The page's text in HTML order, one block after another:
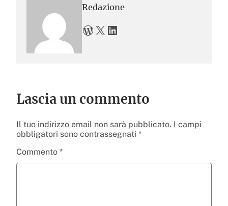
Redazione
WordPress X LinkedIn
Lascia un commento
Il tuo indirizzo email non sarà pubblicato. I campi
obbligatori sono contrassegnati *
Commento *